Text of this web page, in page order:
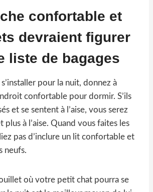
confortable et
devraient figurer
liste de bagages
pour la nuit, donnez à
confortable pour dormir. S’ils
et se sentent à l’aise, vous serez
plus à l’aise. Quand vous faites les
pas d’inclure un lit confortable et
neufs.
où votre petit chat pourra se